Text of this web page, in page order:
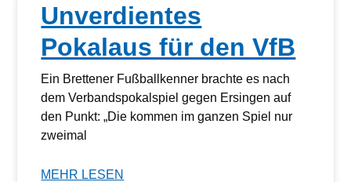
Unverdientes
Pokalaus für den VfB
Ein Brettener Fußballkenner brachte es nach
dem Verbandspokalspiel gegen Ersingen auf
den Punkt: „Die kommen im ganzen Spiel nur
zweimal
MEHR LESEN